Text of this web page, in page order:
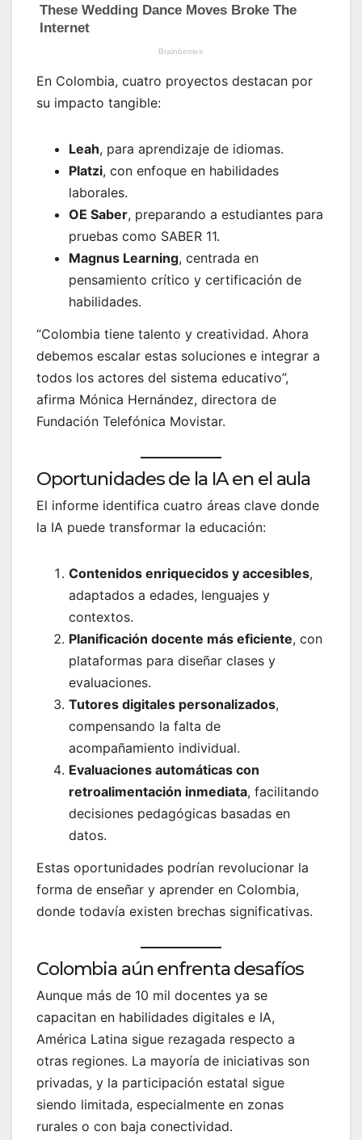
En Colombia, cuatro proyectos destacan por
su impacto tangible:
Leah, para aprendizaje de idiomas.
Platzi, con enfoque en habilidades
laborales.
OE Saber, preparando a estudiantes para
pruebas como SABER 11.
Magnus Learning, centrada en
pensamiento crítico y certificación de
habilidades.
“Colombia tiene talento y creatividad. Ahora
debemos escalar estas soluciones e integrar a
todos los actores del sistema educativo”,
afirma Mónica Hernández, directora de
Fundación Telefónica Movistar.
Oportunidades de la IA en el aula
El informe identifica cuatro áreas clave donde
la IA puede transformar la educación:
Contenidos enriquecidos y accesibles,
adaptados a edades, lenguajes y
contextos.
Planificación docente más eficiente, con
plataformas para diseñar clases y
evaluaciones.
Tutores digitales personalizados,
compensando la falta de
acompañamiento individual.
Evaluaciones automáticas con
retroalimentación inmediata, facilitando
decisiones pedagógicas basadas en
datos.
Estas oportunidades podrían revolucionar la
forma de enseñar y aprender en Colombia,
donde todavía existen brechas significativas.
Colombia aún enfrenta desafíos
Aunque más de 10 mil docentes ya se
capacitan en habilidades digitales e IA,
América Latina sigue rezagada respecto a
otras regiones. La mayoría de iniciativas son
privadas, y la participación estatal sigue
siendo limitada, especialmente en zonas
rurales o con baja conectividad.